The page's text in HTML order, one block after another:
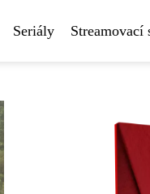
Seriály Streamovací